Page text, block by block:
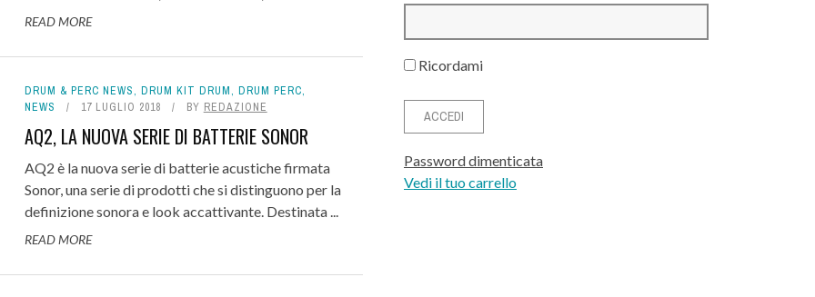
READ MORE
DRUM & PERC NEWS, DRUM KIT DRUM, DRUM PERC,
NEWS
17 LUGLIO 2018 BY REDAZIONE
AQ2, LA NUOVA SERIE DI BATTERIE SONOR
AQ2 è la nuova serie di batterie acustiche firmata
Sonor, una serie di prodotti che si distinguono per la
definizione sonora e look accattivante. Destinata ...
READ MORE
Ricordami
Password dimenticata
Vedi il tuo carrello